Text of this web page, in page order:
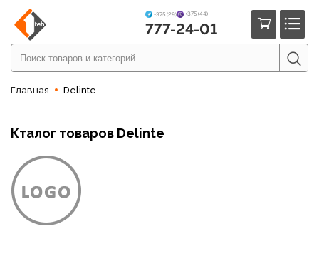
+375 (29) +375 (44)
777-24-01
Главная Delinte
Кталог товаров Delinte